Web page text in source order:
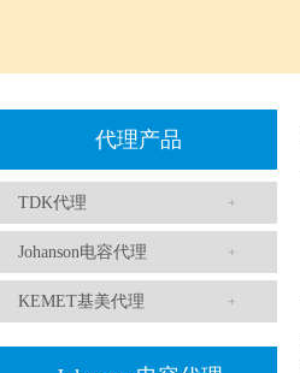
代理产品
TDK代理
Johanson电容代理
KEMET基美代理